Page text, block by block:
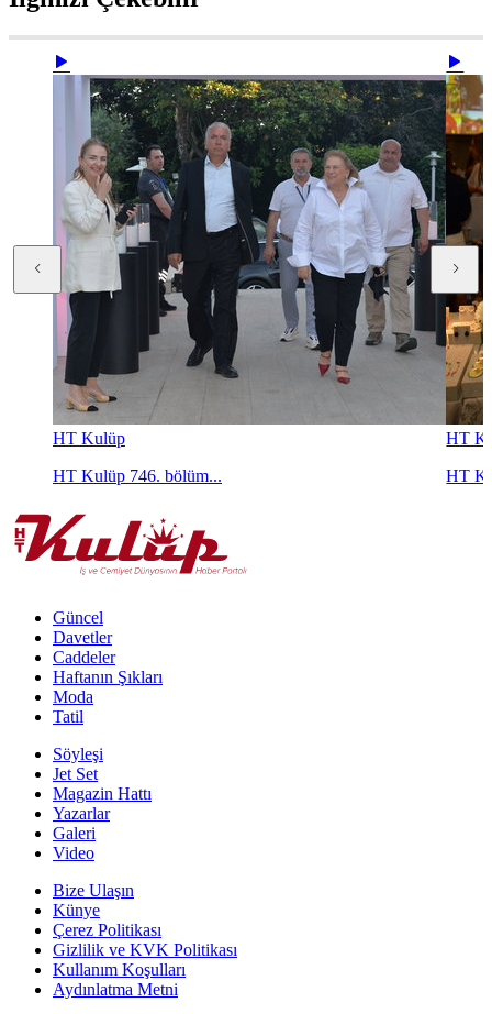
HT Kulüp
HT Kulüp 746. bölüm...
HT
HT
Güncel
Davetler
Caddeler
Haftanın Şıkları
Moda
Tatil
Söyleşi
Jet Set
Magazin Hattı
Yazarlar
Galeri
Video
Bize Ulaşın
Künye
Çerez Politikası
Gizlilik ve KVK Politikası
Kullanım Koşulları
Aydınlatma Metni